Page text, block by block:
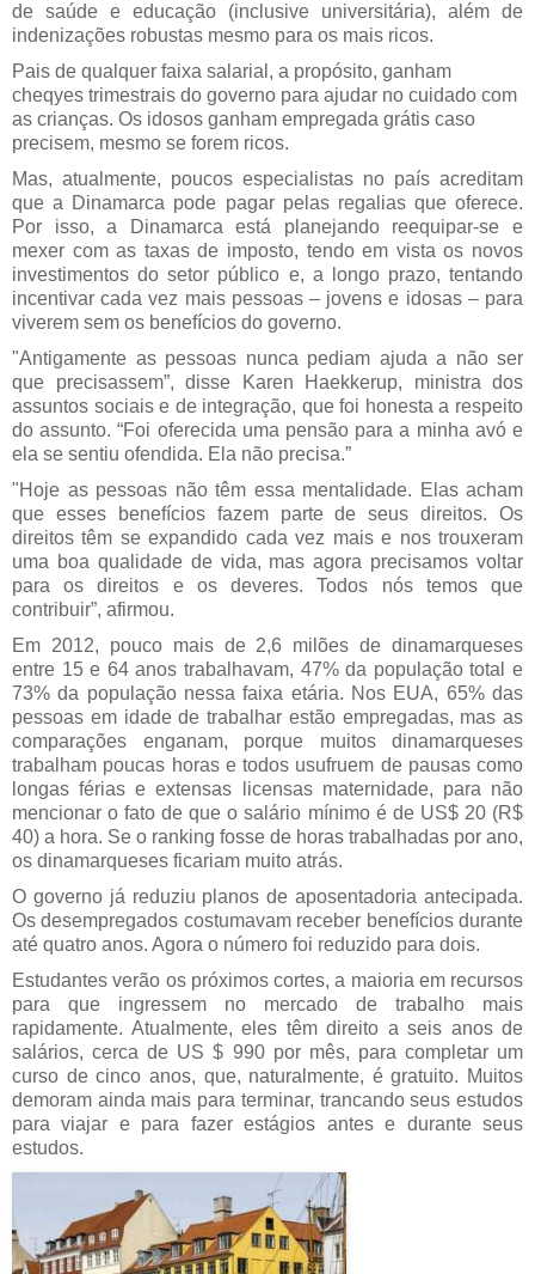
de saúde e educação (inclusive universitária), além de
indenizações robustas mesmo para os mais ricos.
Pais de qualquer faixa salarial, a propósito, ganham
cheqyes trimestrais do governo para ajudar no cuidado com
as crianças. Os idosos ganham empregada grátis caso
precisem, mesmo se forem ricos.
Mas, atualmente, poucos especialistas no país acreditam
que a Dinamarca pode pagar pelas regalias que oferece.
Por isso, a Dinamarca está planejando reequipar-se e
mexer com as taxas de imposto, tendo em vista os novos
investimentos do setor público e, a longo prazo, tentando
incentivar cada vez mais pessoas – jovens e idosas – para
viverem sem os benefícios do governo.
"Antigamente as pessoas nunca pediam ajuda a não ser
que precisassem”, disse Karen Haekkerup, ministra dos
assuntos sociais e de integração, que foi honesta a respeito
do assunto. “Foi oferecida uma pensão para a minha avó e
ela se sentiu ofendida. Ela não precisa.”
"Hoje as pessoas não têm essa mentalidade. Elas acham
que esses benefícios fazem parte de seus direitos. Os
direitos têm se expandido cada vez mais e nos trouxeram
uma boa qualidade de vida, mas agora precisamos voltar
para os direitos e os deveres. Todos nós temos que
contribuir”, afirmou.
Em 2012, pouco mais de 2,6 milões de dinamarqueses
entre 15 e 64 anos trabalhavam, 47% da população total e
73% da população nessa faixa etária. Nos EUA, 65% das
pessoas em idade de trabalhar estão empregadas, mas as
comparações enganam, porque muitos dinamarqueses
trabalham poucas horas e todos usufruem de pausas como
longas férias e extensas licensas maternidade, para não
mencionar o fato de que o salário mínimo é de US$ 20 (R$
40) a hora. Se o ranking fosse de horas trabalhadas por ano,
os dinamarqueses ficariam muito atrás.
O governo já reduziu planos de aposentadoria antecipada.
Os desempregados costumavam receber benefícios durante
até quatro anos. Agora o número foi reduzido para dois.
Estudantes verão os próximos cortes, a maioria em recursos
para que ingressem no mercado de trabalho mais
rapidamente. Atualmente, eles têm direito a seis anos de
salários, cerca de US $ 990 por mês, para completar um
curso de cinco anos, que, naturalmente, é gratuito. Muitos
demoram ainda mais para terminar, trancando seus estudos
para viajar e para fazer estágios antes e durante seus
estudos.